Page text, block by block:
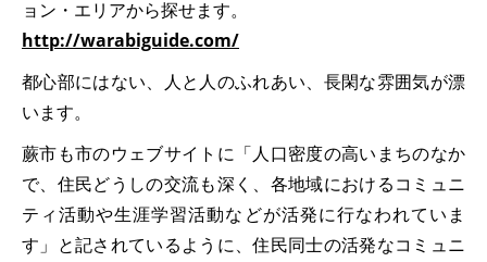
ョン・エリアから探せます。
http://warabiguide.com/
都心部にはない、人と人のふれあい、長閑な雰囲気が漂
います。
蕨市も市のウェブサイトに「人口密度の高いまちのなか
で、住民どうしの交流も深く、各地域におけるコミュニ
ティ活動や生涯学習活動などが活発に行なわれていま
す」と記されているように、住民同士の活発なコミュニ